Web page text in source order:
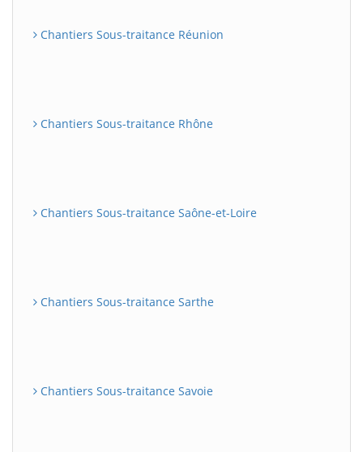
Chantiers Sous-traitance Réunion
Chantiers Sous-traitance Rhône
Chantiers Sous-traitance Saône-et-Loire
Chantiers Sous-traitance Sarthe
Chantiers Sous-traitance Savoie